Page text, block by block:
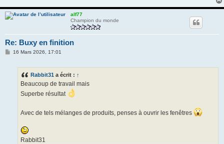
alf77
Champion du monde
Re: Buxy en finition
M
16 Mars 2026, 17:01
Rabbit31 a écrit : ↑
Beaucoup de travail mais
Superbe résultat
Avec de tels mélanges de produits, penses à ouvrir les fenêtres
Rabbit31